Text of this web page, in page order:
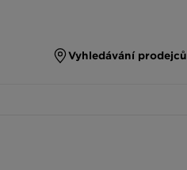
Vyhledávání prodejců